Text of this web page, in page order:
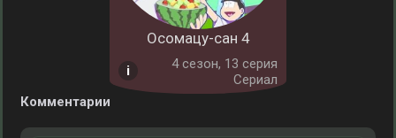
Осомацу-сан 4
4 cезон, 13 серия
Сериал
Комментарии